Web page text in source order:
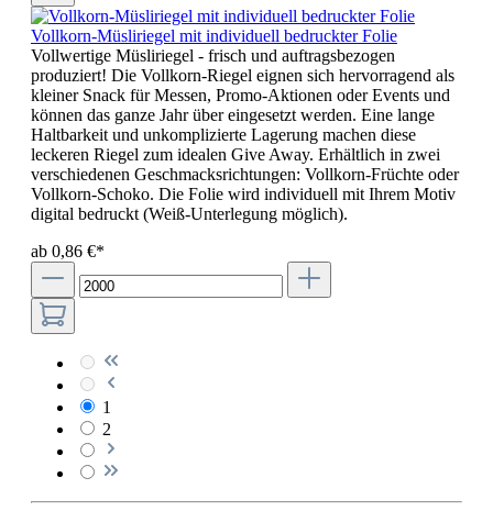
Vollkorn-Müsliriegel mit individuell bedruckter Folie
Vollwertige Müsliriegel - frisch und auftragsbezogen
produziert! Die Vollkorn-Riegel eignen sich hervorragend als
kleiner Snack für Messen, Promo-Aktionen oder Events und
können das ganze Jahr über eingesetzt werden. Eine lange
Haltbarkeit und unkomplizierte Lagerung machen diese
leckeren Riegel zum idealen Give Away. Erhältlich in zwei
verschiedenen Geschmacksrichtungen: Vollkorn-Früchte oder
Vollkorn-Schoko. Die Folie wird individuell mit Ihrem Motiv
digital bedruckt (Weiß-Unterlegung möglich).
ab 0,86 €*
1
2